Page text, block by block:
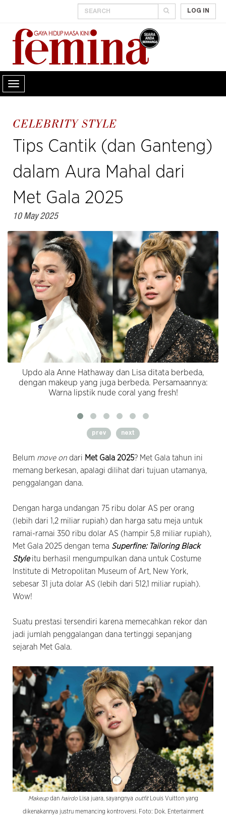
LOG IN
CELEBRITY STYLE
Tips Cantik (dan Ganteng)
dalam Aura Mahal dari
Met Gala 2025
10 May 2025
Updo ala Anne Hathaway dan Lisa ditata berbeda,
dengan makeup yang juga berbeda. Persamaannya:
Warna lipstik nude coral yang fresh!
prev next
Belum move on dari Met Gala 2025? Met Gala tahun ini
memang berkesan, apalagi dilihat dari tujuan utamanya,
penggalangan dana.
Dengan harga undangan 75 ribu dolar AS per orang
(lebih dari 1,2 miliar rupiah) dan harga satu meja untuk
ramai-ramai 350 ribu dolar AS (hampir 5,8 miliar rupiah),
Met Gala 2025 dengan tema Superfine: Tailoring Black
Styleitu berhasil mengumpulkan dana untuk Costume
Institute di Metropolitan Museum of Art, New York,
sebesar 31 juta dolar AS (lebih dari 512,1 miliar rupiah).
Wow!
Suatu prestasi tersendiri karena memecahkan rekor dan
jadi jumlah penggalangan dana tertinggi sepanjang
sejarah Met Gala.
Makeup dan hairdoLisa juara, sayangnya outfit Louis Vuitton yang
dikenakannya justru memancing kontroversi. Foto: Dok. Entertainment